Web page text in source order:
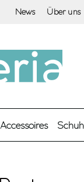
News Über uns
Accessoires